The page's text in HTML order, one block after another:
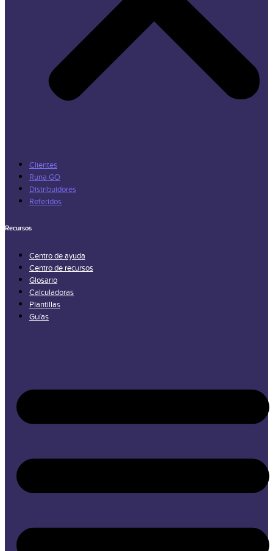
Clientes
Runa GO
Distribuidores
Referidos
Recursos
Centro de ayuda
Centro de recursos
Glosario
Calculadoras
Plantillas
Guías